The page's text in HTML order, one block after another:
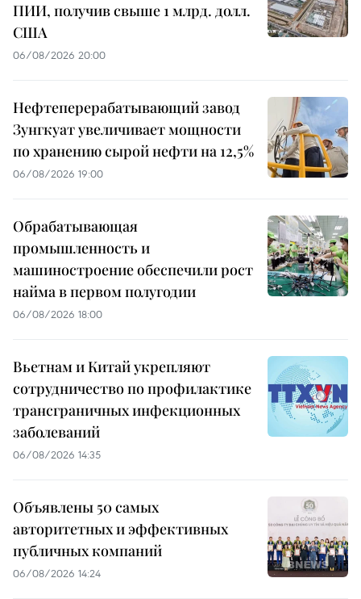
ПИИ, получив свыше 1 млрд. долл.
США
06/08/2026 20:00
Нефтеперерабатывающий завод
Зунгкуат увеличивает мощности
по хранению сырой нефти на 12,5%
06/08/2026 19:00
Обрабатывающая
промышленность и
машиностроение обеспечили рост
найма в первом полугодии
06/08/2026 18:00
Вьетнам и Китай укрепляют
сотрудничество по профилактике
трансграничных инфекционных
заболеваний
06/08/2026 14:35
Объявлены 50 самых
авторитетных и эффективных
публичных компаний
06/08/2026 14:24